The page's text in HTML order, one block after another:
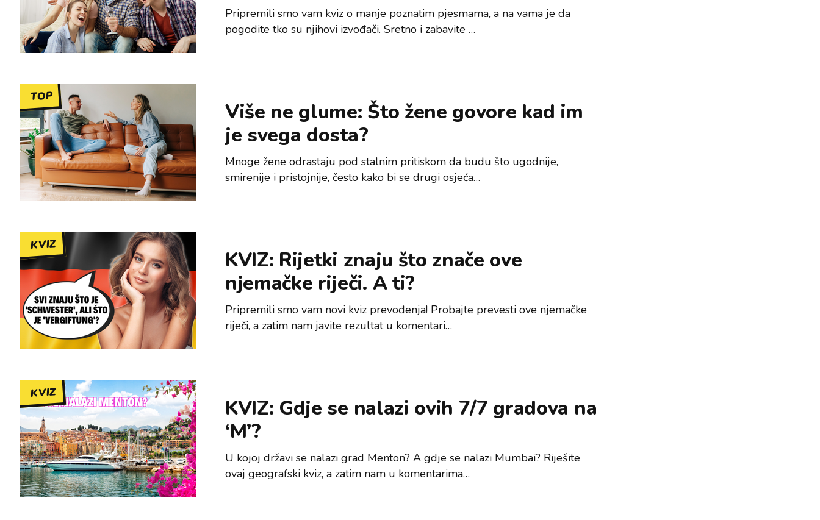
Pripremili smo vam kviz o manje poznatim pjesmama, a na vama je da
pogodite tko su njihovi izvođači. Sretno i zabavite …
TOP
Više ne glume: Što žene govore kad im
je svega dosta?
Mnoge žene odrastaju pod stalnim pritiskom da budu što ugodnije,
smirenije i pristojnije, često kako bi se drugi osjeća…
KVIZ
KVIZ: Rijetki znaju što znače ove
njemačke riječi. A ti?
Pripremili smo vam novi kviz prevođenja! Probajte prevesti ove njemačke
riječi, a zatim nam javite rezultat u komentari…
KVIZ
KVIZ: Gdje se nalazi ovih 7/7 gradova na
‘M’?
U kojoj državi se nalazi grad Menton? A gdje se nalazi Mumbai? Riješite
ovaj geografski kviz, a zatim nam u komentarima…